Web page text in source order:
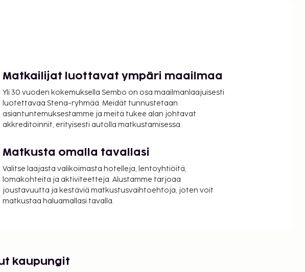
Matkailijat luottavat ympäri maailmaa
Yli 30 vuoden kokemuksella Sembo on osa maailmanlaajuisesti
luotettavaa Stena-ryhmää. Meidät tunnustetaan
asiantuntemuksestamme ja meitä tukee alan johtavat
akkreditoinnit, erityisesti autolla matkustamisessa.
Matkusta omalla tavallasi
Valitse laajasta valikoimasta hotelleja, lentoyhtiöitä,
lomakohteita ja aktiviteetteja. Alustamme tarjoaa
joustavuutta ja kestäviä matkustusvaihtoehtoja, joten voit
matkustaa haluamallasi tavalla.
kaupungit